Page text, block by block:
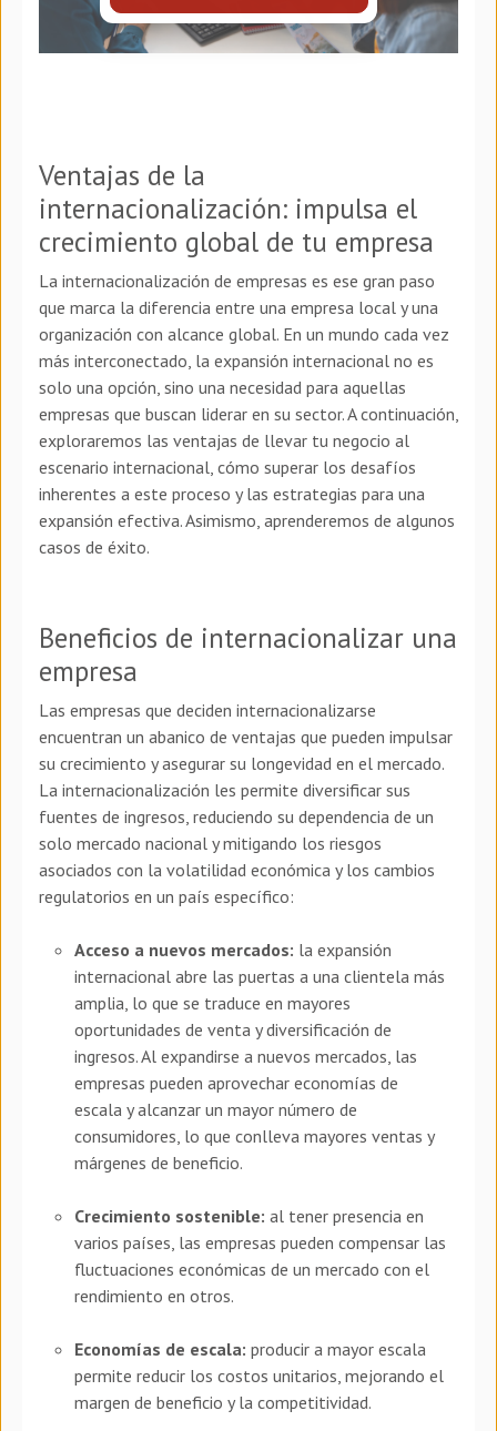
Ventajas de la
internacionalización: impulsa el
crecimiento global de tu empresa
La internacionalización de empresas es ese gran paso
que marca la diferencia entre una empresa local y una
organización con alcance global. En un mundo cada vez
más interconectado, la expansión internacional no es
solo una opción, sino una necesidad para aquellas
empresas que buscan liderar en su sector. A continuación,
exploraremos las ventajas de llevar tu negocio al
escenario internacional, cómo superar los desafíos
inherentes a este proceso y las estrategias para una
expansión efectiva. Asimismo, aprenderemos de algunos
casos de éxito.
Beneficios de internacionalizar una
empresa
Las empresas que deciden internacionalizarse
encuentran un abanico de ventajas que pueden impulsar
su crecimiento y asegurar su longevidad en el mercado.
La internacionalización les permite diversificar sus
fuentes de ingresos, reduciendo su dependencia de un
solo mercado nacional y mitigando los riesgos
asociados con la volatilidad económica y los cambios
regulatorios en un país específico:
Acceso a nuevos mercados: la expansión
internacional abre las puertas a una clientela más
amplia, lo que se traduce en mayores
oportunidades de venta y diversificación de
ingresos. Al expandirse a nuevos mercados, las
empresas pueden aprovechar economías de
escala y alcanzar un mayor número de
consumidores, lo que conlleva mayores ventas y
márgenes de beneficio.
Crecimiento sostenible: al tener presencia en
varios países, las empresas pueden compensar las
fluctuaciones económicas de un mercado con el
rendimiento en otros.
Economías de escala: producir a mayor escala
permite reducir los costos unitarios, mejorando el
margen de beneficio y la competitividad.